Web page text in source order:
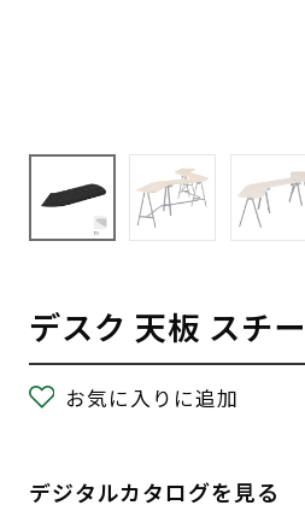
デスク 天板 スチ
お気に入りに追加
デジタルカタログを見る